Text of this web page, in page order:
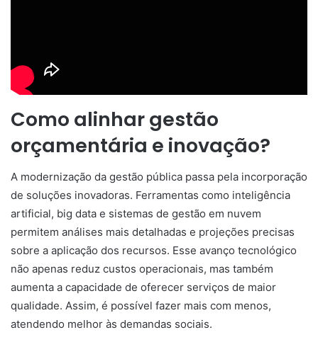
Como alinhar gestão
orçamentária e inovação?
A modernização da gestão pública passa pela incorporação
de soluções inovadoras. Ferramentas como inteligência
artificial, big data e sistemas de gestão em nuvem
permitem análises mais detalhadas e projeções precisas
sobre a aplicação dos recursos. Esse avanço tecnológico
não apenas reduz custos operacionais, mas também
aumenta a capacidade de oferecer serviços de maior
qualidade. Assim, é possível fazer mais com menos,
atendendo melhor às demandas sociais.